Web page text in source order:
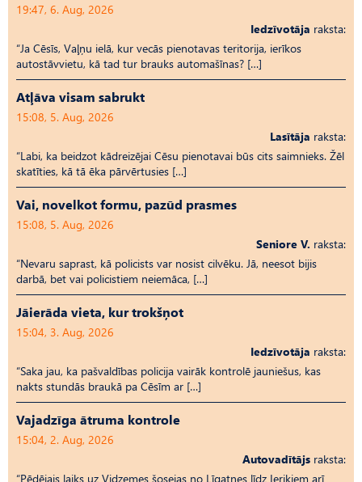
19:47, 6. Aug, 2026
Iedzīvotāja raksta:
“Ja Cēsīs, Vaļņu ielā, kur vecās pienotavas teritorija, ierīkos
autostāvvietu, kā tad tur brauks automašīnas? […]
Atļāva visam sabrukt
15:08, 5. Aug, 2026
Lasītāja raksta:
“Labi, ka beidzot kādreizējai Cēsu pienotavai būs cits saimnieks. Žēl
skatīties, kā tā ēka pārvērtusies […]
Vai, novelkot formu, pazūd prasmes
15:08, 5. Aug, 2026
Seniore V. raksta:
“Nevaru saprast, kā policists var nosist cilvēku. Jā, neesot bijis
darbā, bet vai policistiem neiemāca, […]
Jāierāda vieta, kur trokšņot
15:04, 3. Aug, 2026
Iedzīvotāja raksta:
“Saka jau, ka pašvaldības policija vairāk kontrolē jauniešus, kas
nakts stundās braukā pa Cēsīm ar […]
Vajadzīga ātruma kontrole
15:04, 2. Aug, 2026
Autovadītājs raksta:
“Pēdējais laiks uz Vid­ze­mes šosejas no Līgatnes līdz Ieriķiem arī